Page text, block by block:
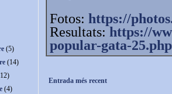
Fotos: https://
Resultats: https://
popular-gata-25.php
Entrada més recent
(5)
(14)
(4)